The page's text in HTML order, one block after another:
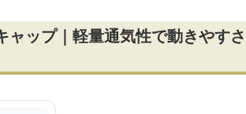
ップ｜軽量通気性で動きやす